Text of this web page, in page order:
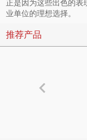
正是因为这些出色的表
业单位的理想选择。
推荐产品